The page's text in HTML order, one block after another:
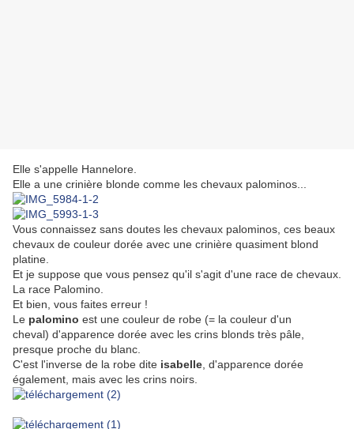
Elle s'appelle Hannelore.
Elle a une crinière blonde comme les chevaux palominos...
Vous connaissez sans doutes les chevaux palominos, ces beaux
chevaux de couleur dorée avec une crinière quasiment blond
platine.
Et je suppose que vous pensez qu'il s'agit d'une race de chevaux.
La race Palomino.
Et bien, vous faites erreur !
Le palomino est une couleur de robe (= la couleur d'un
cheval) d'apparence dorée avec les crins blonds très pâle,
presque proche du blanc.
C'est l'inverse de la robe dite isabelle , d'apparence dorée
également, mais avec les crins noirs.